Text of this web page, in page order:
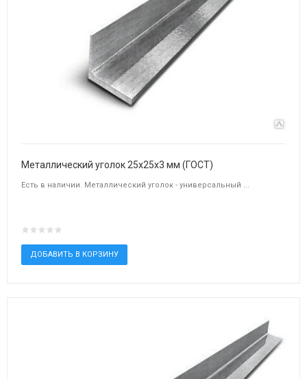
Металлический уголок 25х25х3 мм (ГОСТ)
Есть в наличии. Металлический уголок - универсальный ...